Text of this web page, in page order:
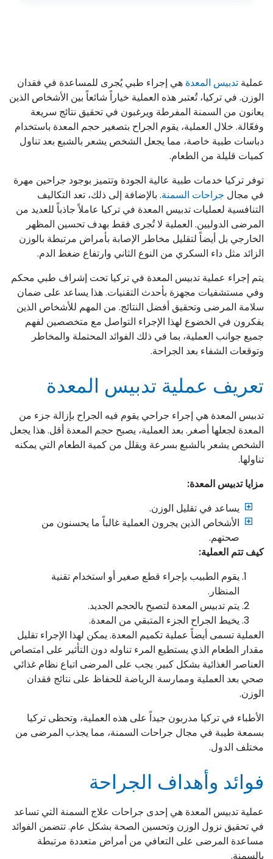
عملية تدبيس المعدة هي إجراء طبي يُجرى للمساعدة في فقدان
الوزن. في تركيا، تُعتبر هذه العملية خياراً شائعاً بين الأشخاص الذين
يعانون من السمنة المفرطة ويرغبون في تحقيق نتائج سريعة
وفعّالة. خلال العملية، يقوم الجراح بتصغير حجم المعدة باستخدام
دباسات طبية خاصة، مما يجعل الشخص يشعر بالشبع بعد تناول
كميات قليلة من الطعام.
توفر تركيا خدمات طبية عالية الجودة وتتميز بوجود جراحين مهرة
في مجال جراحات السمنة. بالإضافة إلى ذلك، تعد التكاليف
التنافسية لعمليات تدبيس المعدة في تركيا عاملاً جاذباً للعديد من
المرضى الدوليين. العملية لا تُجرى فقط بهدف تحسين المظهر
الخارجي بل أيضاً لتقليل مخاطر الإصابة بأمراض مرتبطة بالوزن
الزائد مثل داء السكري من النوع الثاني وارتفاع ضغط الدم.
يتم إجراء عملية تدبيس المعدة في تركيا تحت إشراف طبي محكم
وفي مستشفيات مجهزة بأحدث التقنيات. هذا يساعد على ضمان
سلامة المرضى وتحقيق أفضل النتائج. من المهم للأشخاص الذين
يفكرون في الخضوع لهذا الإجراء التواصل مع متخصصين لفهم
جميع جوانب العملية، بما في ذلك الفوائد المحتملة والمخاطر
وتوقعات الشفاء بعد الجراحة.
تعريف عملية تدبيس المعدة
تدبيس المعدة هي إجراء جراحي يقوم فيه الجراح بإزالة جزء من
المعدة لجعلها أصغر. بعد العملية، يصبح حجم المعدة أقل. هذا يجعل
الشخص يشعر بالشبع بسرعة ويقلل من كمية الطعام التي يمكنه
تناولها.
مزايا تدبيس المعدة:
يساعد في تقليل الوزن.
الأشخاص الذين يجرون العملية غالباً ما يحسنون من
صحتهم.
كيف تتم العملية:
يقوم الطبيب بإجراء قطع صغير أو استخدام تقنية
المنظار.
يتم تدبيس المعدة لتصبح بالحجم الجديد.
يخيط الجراح الجزء المتبقي من المعدة.
العملية تسمى أيضاً عملية تكميم المعدة. يمكن لهذا الإجراء تقليل
مقدار الطعام الذي يستطيع المرء تناوله دون التأثير على امتصاص
العناصر الغذائية بشكل كبير. يجب على المرضى اتباع نظام غذائي
صحي بعد العملية وممارسة الرياضة للحفاظ على نتائج فقدان
الوزن.
الأطباء في تركيا مدربون جيداً على هذه العملية، وتحظى تركيا
بسمعة طيبة في مجال جراحات السمنة، مما يجذب المرضى من
مختلف الدول.
فوائد وأهداف الجراحة
عملية تدبيس المعدة هي إحدى جراحات علاج السمنة التي تساعد
في تحقيق نزول الوزن وتحسين الصحة بشكل عام. تتضمن الفوائد
مساعدة المرضى على التعافي من أمراض متعددة مرتبطة
بالسمنة.